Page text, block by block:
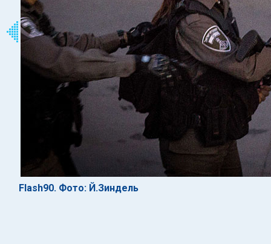
Flash90. Фото: Й.Зиндель